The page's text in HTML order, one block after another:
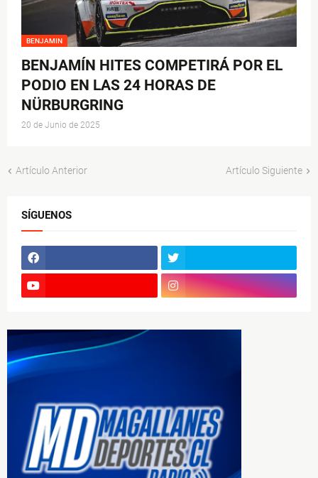
BENJAMIN
BENJAMÍN HITES COMPETIRÁ POR EL
PODIO EN LAS 24 HORAS DE
NÜRBURGRING
20 de Junio de 2025
Artículo Anterior Artículo Siguiente
SÍGUENOS